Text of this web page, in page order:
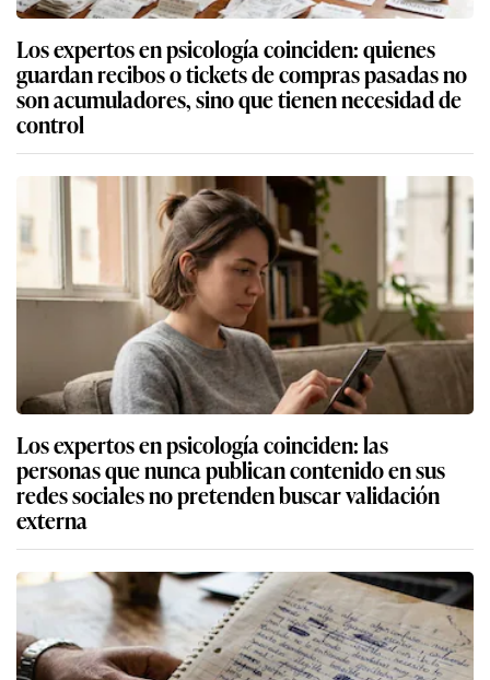
Los expertos en psicología coinciden: quienes
guardan recibos o tickets de compras pasadas no
son acumuladores, sino que tienen necesidad de
control
Los expertos en psicología coinciden: las
personas que nunca publican contenido en sus
redes sociales no pretenden buscar validación
externa